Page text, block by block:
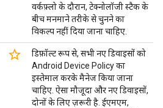
वर्कफ़्लो के दौरान, टेक्नोलॉजी स्टैक के
बीच मनमाने तरीके से चुनने का
विकल्प नहीं दिया जाना चाहिए.
star_border
डिफ़ॉल्ट रूप से, सभी नए डिवाइसों को
Android Device Policy का
इस्तेमाल करके मैनेज किया जाना
चाहिए. ऐसा मौजूदा और नए डिवाइसों,
दोनों के लिए ज़रूरी है. ईएमएम,